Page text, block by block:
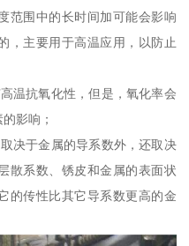
范围中的长时间加可能会影响
，主要用于高温应用，以防止
温抗氧化性，但是，氧化率会
影响；
决于金属的导系数外，还取决
散系数、锈皮和金属的表面状
的传性比其它导系数更高的金